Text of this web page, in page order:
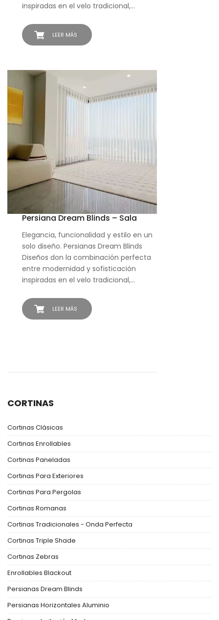
CORTINAS
Cortinas Clásicas
Cortinas Enrollables
Cortinas Paneladas
Cortinas Para Exteriores
Cortinas Para Pergolas
Cortinas Romanas
Cortinas Tradicionales - Onda Perfecta
Cortinas Triple Shade
Cortinas Zebras
Enrollables Blackout
Persianas Dream Blinds
Persianas Horizontales Aluminio
LEER MÁS
inspiradas en el velo tradicional,…
LEER MÁS
Persiana Dream Blinds – Sala
Elegancia, funcionalidad y estilo en un
solo diseño. Persianas Dream Blinds
Diseños don la combinación perfecta
entre modernidad y sofisticación
inspiradas en el velo tradicional,…